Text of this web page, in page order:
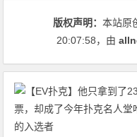
版权声明：本站原
20:07:58，由